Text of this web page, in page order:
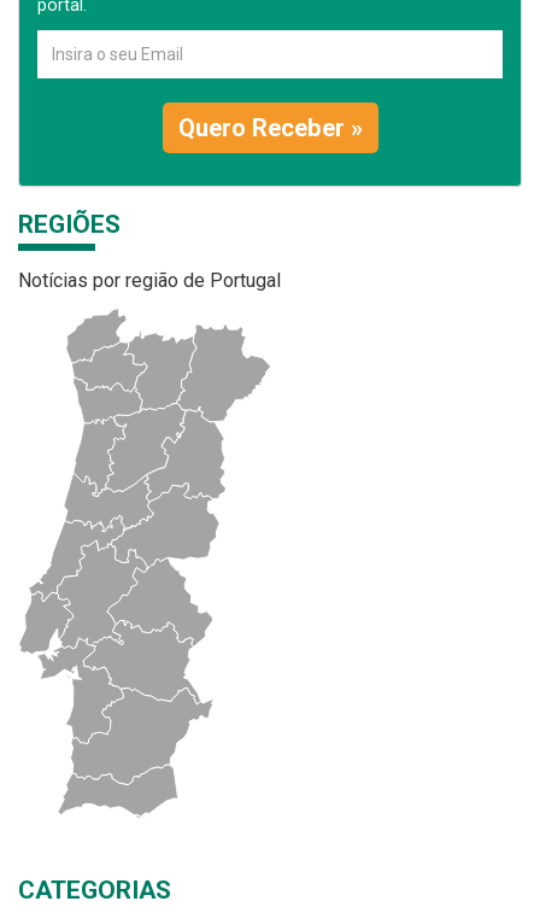
portal.
Quero Receber »
REGIÕES
Notícias por região de Portugal
CATEGORIAS